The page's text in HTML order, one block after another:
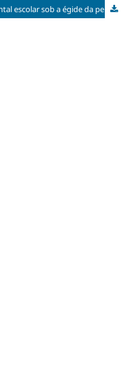
Espiral de ervas e educação ambiental escolar sob a égide da permacultura